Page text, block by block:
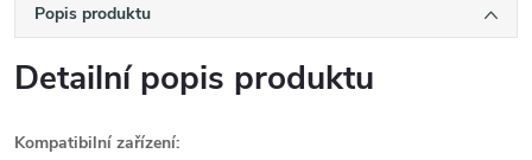
Popis produktu
Detailní popis produktu
Kompatibilní zařízení: